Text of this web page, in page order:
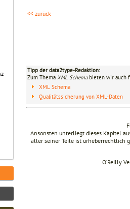
<< zurück
Tipp der data2type-Redaktion:
Zum Thema XML Schemabieten wir auch
XML Schema
Qualitätssicherung von XML-Daten
Ansonsten unterliegt dieses Kapitel
aller seiner Teile ist urheberrechtlich
O’Reilly